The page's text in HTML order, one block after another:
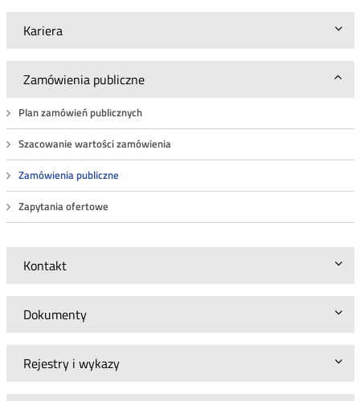
Kariera
Zamówienia publiczne
Plan zamówień publicznych
Szacowanie wartości zamówienia
Zamówienia publiczne
Zapytania ofertowe
Kontakt
Dokumenty
Rejestry i wykazy